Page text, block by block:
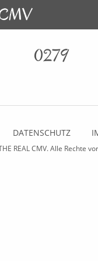
0279
DATENSCHUTZ
REAL CMV. Alle Rechte